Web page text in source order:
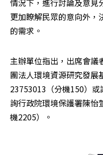
情況下，進行討論及意見
更加瞭解民眾的意向外，
的需求。
主辦單位指出，出席會議
團法人環境資源研究發展
23753013（分機150）
詢行政院環境保護署陳
機2205）。